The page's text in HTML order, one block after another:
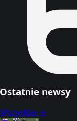
Ostatnie newsy
Wszystkie →